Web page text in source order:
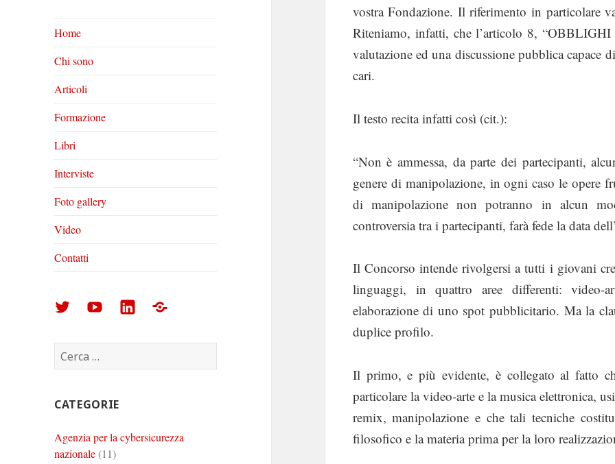
Home
Chi sono
Articoli
Formazione
Libri
Interviste
Foto gallery
Video
Contatti
Arturo
Corinto
su
Arturo
Corinto
su
Arturo
su
Foto
Ricerca
per:
CATEGORIE
Agenzia per la cybersicurezza
nazionale(11)
vostra Fondazione. Il riferimento in particolare
Riteniamo, infatti, che l’articolo 8,
valutazione ed una discussione pubblica
cari.
Il testo recita infatti così (cit.):
“Non è ammessa, da parte dei partecipanti,
genere di manipolazione, in ogni caso le opere
di manipolazione non potranno in alcun
controversia tra i partecipanti, farà fede la data
Il Concorso intende rivolgersi a tutti i giovani
linguaggi, in quattro aree differenti: video-
elaborazione di uno spot pubblicitario. Ma la
duplice profilo.
Il primo, e più evidente, è collegato al fatto
particolare la video-arte e la musica elettronica,
remix, manipolazione e che tali tecniche
filosofico e la materia prima per la loro